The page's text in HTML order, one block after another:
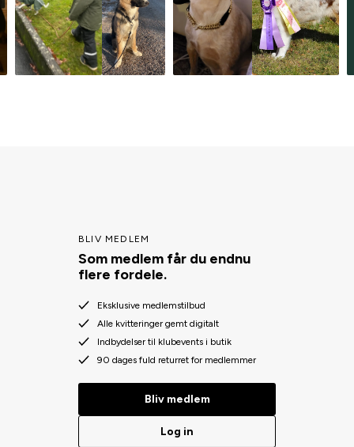
BLIV MEDLEM
Som medlem får du endnu
flere fordele.
Eksklusive medlemstilbud
Alle kvitteringer gemt digitalt
Indbydelser til klubevents i butik
90 dages fuld returret for medlemmer
Bliv medlem
Log in